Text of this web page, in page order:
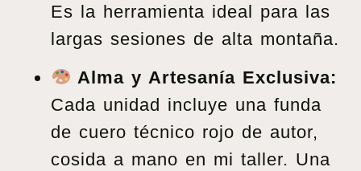
Es la herramienta ideal para las
largas sesiones de alta montaña.
Alma y Artesanía Exclusiva:
Cada unidad incluye una funda
de cuero técnico rojo de autor,
cosida a mano en mi taller. Una